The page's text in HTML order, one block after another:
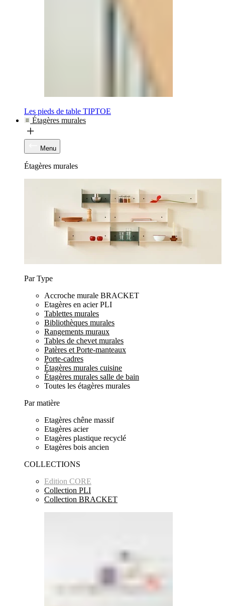
Les pieds de table TIPTOE
Étagères murales
Menu
Étagères murales
Par Type
Accroche murale BRACKET
Etagères en acier PLI
Tablettes murales
Bibliothèques murales
Rangements muraux
Tables de chevet murales
Patères et Porte-manteaux
Porte-cadres
Étagères murales cuisine
Étagères murales salle de bain
Toutes les étagères murales
Par matière
Etagères chêne massif
Etagères acier
Etagères plastique recyclé
Etagères bois ancien
COLLECTIONS
Edition CORE
Collection PLI
Collection BRACKET